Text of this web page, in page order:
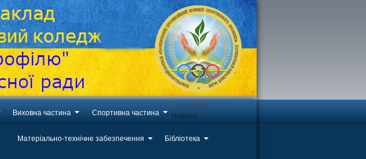
Виховна частина Спортивна частина
Матеріально-технічне забезпечення Бібліотека
Categories
Новини